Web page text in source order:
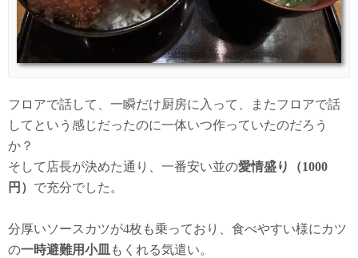
フロアで話して、一瞬だけ厨房に入って、またフロアで話
してという感じだったのに一体いつ作っていたのだろう
か？
そして店長が決めた通り、一番安い並の愛情盛り（1000
円） で充分でした。
分厚いソースカツが4枚も乗っており、食べやすい様にカツ
の一時避難用小皿 もくれる気遣い。